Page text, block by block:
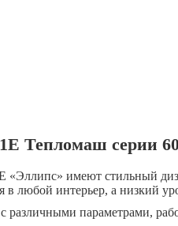
Тепломаш серии
имеют стильный
любой интерьер, а низкий
различными параметрами,